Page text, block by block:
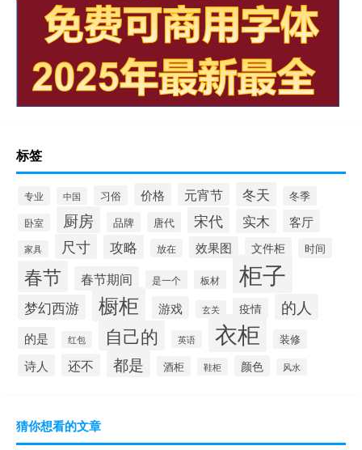
标签
专业 中国 习俗 价格 元宵节 冬天 冬季
卧室 厨房 品牌 唐代 宋代 实木 客厅
家具 尺寸 攻略 放在 效果图 文件柜 时间
春节 春节期间 是一个 板材 柜子
梦幻西游 橱柜 游戏 玄关 疫情 的人
的是 红包 自己的 英语 衣柜 装修
诗人 还不 都是 酒柜 鞋柜 颜色 风水
猜你想看的文章